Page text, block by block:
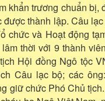
khẩn trương chuẩn bị,
được thành lập. Câu
chức và Hoạt động
thời với 9 thành
Hội đồng Ngô tộc
Câu lạc bộ; các
giữ chức Phó Chủ